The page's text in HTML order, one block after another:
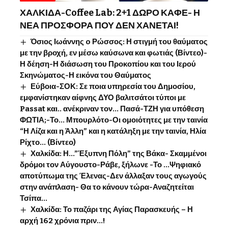
ΧΑΛΚΙΔΑ-Coffee Lab: 2+1 ΔΩΡΟ ΚΑΦΕ- Η
ΝΕΑ ΠΡΟΣΦΟΡΑ ΠΟΥ ΔΕΝ ΧΑΝΕΤΑΙ!
Όσιος Ιωάννης o Ρώσσος: Η στιγμή του θαύματος
με την βροχή, εν μέσω καύσωνα και φωτιάς (Βίντεο)-
Η δέηση-Η διάσωση του Προκοπίου και του Ιερού
Σκηνώματος-Η εικόνα του Θαύματος
Εύβοια-ΣΟΚ: Σε ποια υπηρεσία του Δημοσίου,
εμφανίστηκαν αίφνης ΔΥΟ βαλιτσάτοι τύποι με
Passat και.. ανέκριναν τον… Πασά-ΤΖΗ για υπόθεση
ΦΩΤΙΑ;-Το… Μπουρλότο-Οι ομοιότητες με την ταινία
“Η Λίζα και η Άλλη” και η κατάληξη με την ταινία, Ηλία
Ρίχτο… (Βίντεο)
Χαλκίδα: Η…”Έξυπνη Πόλη” της Βάκα- Σκαμμένοι
δρόμοι τον Αύγουστο-Ράβε, ξήλωνε -Το …Ψηφιακό
αποτύπωμα της Έλενας-Δεν άλλαξαν τους αγωγούς
στην ανάπλαση- Θα το κάνουν τώρα-Αναζητείται
Τσίπα…
Χαλκίδα: Το παζάρι της Αγίας Παρασκευής – Η
αρχή 162 χρόνια πριν…!